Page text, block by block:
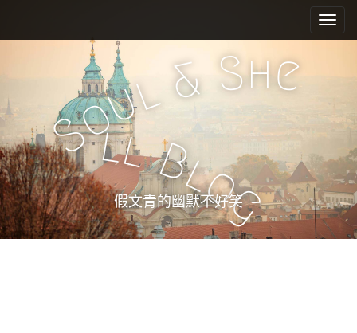
e
n
u
i
c
n
t
e
n
t
Soul & She
llBl
og
假文青的幽默不好笑